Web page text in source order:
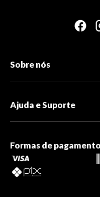
Sobre nós
Ajuda e Suporte
Formas de pagamento